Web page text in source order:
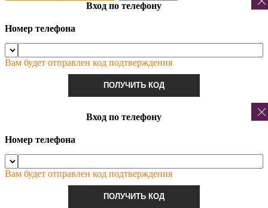
Вход по телефону
Номер телефона
Вам будет отправлен код подтверждения
ПОЛУЧИТЬ КОД
Вход по телефону
Номер телефона
Вам будет отправлен код подтверждения
ПОЛУЧИТЬ КОД